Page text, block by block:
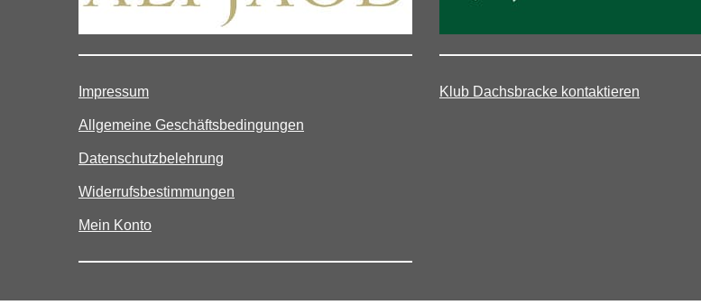
Impressum
Allgemeine Geschäftsbedingungen
Datenschutzbelehrung
Widerrufsbestimmungen
Mein Konto
Klub Dachsbracke kontaktieren